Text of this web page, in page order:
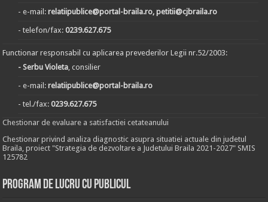
- e-mail:relatiipublice@portal-braila.ro, petitii@cjbraila.ro
- telefon/fax:0239.627.675
Functionar responsabil cu aplicarea prevederilor Legii nr.52/2003:
- Serbu Violeta, consilier
- e-mail:relatiipublice@portal-braila.ro
- tel./fax:0239.627.675
Chestionar de evaluare a satisfactiei cetateanului
Chestionar privind analiza diagnostic asupra situatiei actuale din judetul
Braila, proiect "Strategia de dezvoltare a Judetului Braila 2021-2027" SMIS
125782
Program de lucru cu publicul